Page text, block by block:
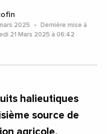
2025
Dernière mise à
21 Mars 2025 à 06:42
halieutiques
source de
agricole,